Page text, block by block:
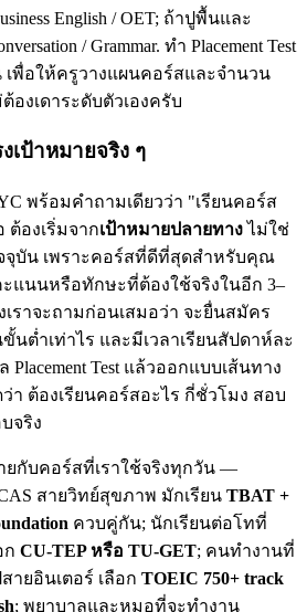
English / OET; ถ้าปูพื้นและ
/ Grammar. ทำ Placement Test
เพื่อให้ครูวางแผนคอร์สและจำนวน
งเดาระดับตัวเองครับ
เป้าหมายจริง ๆ
พร้อมคำถามเดียวว่า "เรียนคอร์ส
องเริ่มจากเป้าหมายปลายทางไม่ใช่
จุบัน เพราะคอร์สที่ดีที่สุดสำหรับคุณ
แนนหรือทักษะที่ต้องใช้จริงในอีก 3–
ราจะถามก่อนเสมอว่า จะยื่นสมัคร
ต่ำเท่าไร และมีเวลาเรียนสัปดาห์ละ
Test แล้วออกแบบเส้นทาง
ว่า ต้องเรียนคอร์สอะไร กี่ชั่วโมง สอบ
จริง
ยกับคอร์สที่เราใช้จริงทุกวัน —
สายวิทย์สุขภาพ มักเรียน TBAT +
ควบคู่กัน; นักเรียนต่อโทที่
ก CU-TEP หรือ TU-GET; คนทำงานที่
ายอินเตอร์ เลือก TOEIC 750+ track
; พยาบาลและหมอที่จะทำงาน